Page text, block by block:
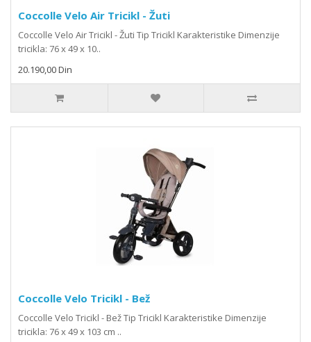
Coccolle Velo Air Tricikl - Žuti
Coccolle Velo Air Tricikl - Žuti Tip Tricikl Karakteristike Dimenzije
tricikla: 76 x 49 x 10..
20.190,00 Din
Coccolle Velo Tricikl - Bež
Coccolle Velo Tricikl - Bež Tip Tricikl Karakteristike Dimenzije
tricikla: 76 x 49 x 103 cm ..